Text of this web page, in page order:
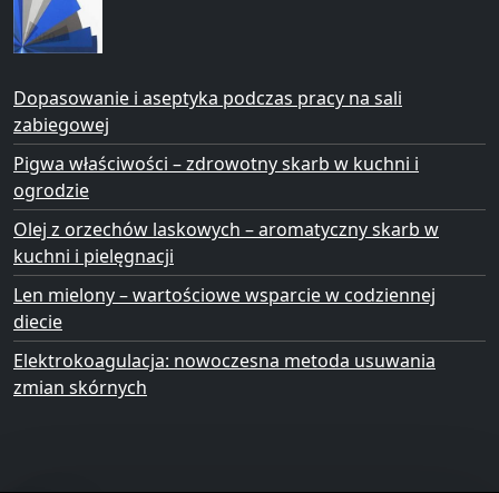
Dopasowanie i aseptyka podczas pracy na sali
zabiegowej
Pigwa właściwości – zdrowotny skarb w kuchni i
ogrodzie
Olej z orzechów laskowych – aromatyczny skarb w
kuchni i pielęgnacji
Len mielony – wartościowe wsparcie w codziennej
diecie
Elektrokoagulacja: nowoczesna metoda usuwania
zmian skórnych